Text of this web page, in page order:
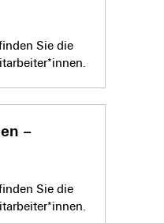
Sie die
–
Sie die